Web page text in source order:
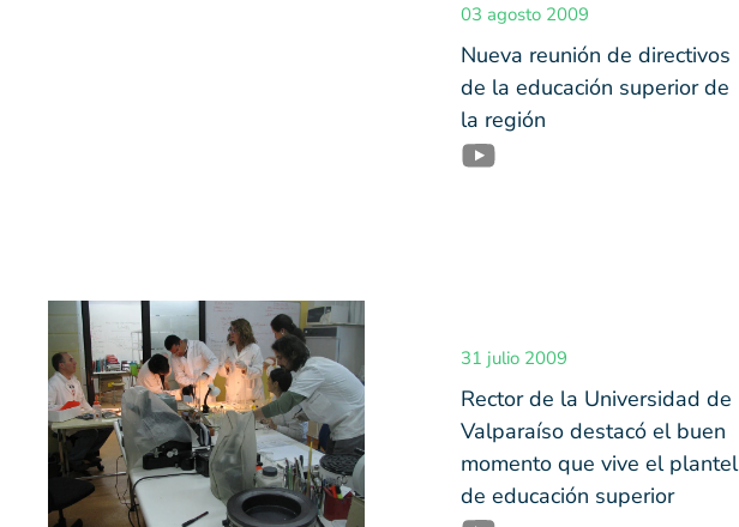
03 agosto 2009
Nueva reunión de directivos
de la educación superior de
la región
31 julio 2009
Rector de la Universidad de
Valparaíso destacó el buen
momento que vive el plantel
de educación superior